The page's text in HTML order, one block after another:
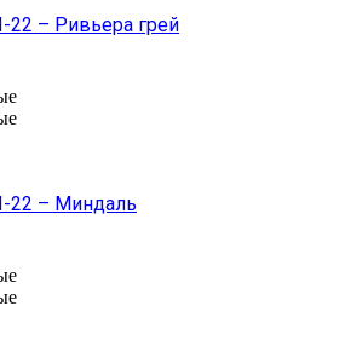
22 – Ривьера грей
22 – Миндаль